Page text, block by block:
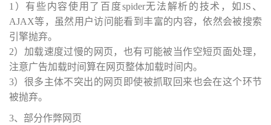
1）有些内容使用了百度spider无法解析的技术，如JS、
AJAX等，虽然用户访问能看到丰富的内容，依然会被搜索
引擎抛弃。
2）加载速度过慢的网页，也有可能被当作空短页面处理，
注意广告加载时间算在网页整体加载时间内。
3）很多主体不突出的网页即使被抓取回来也会在这个环节
被抛弃。
3、部分作弊网页